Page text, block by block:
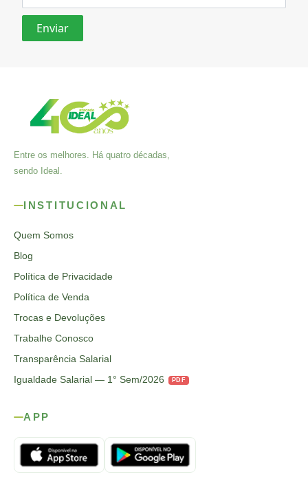
Entre os melhores. Há quatro décadas,
sendo Ideal.
INSTITUCIONAL
Quem Somos
Blog
Política de Privacidade
Política de Venda
Trocas e Devoluções
Trabalhe Conosco
Transparência Salarial
Igualdade Salarial — 1° Sem/2026
PDF
APP